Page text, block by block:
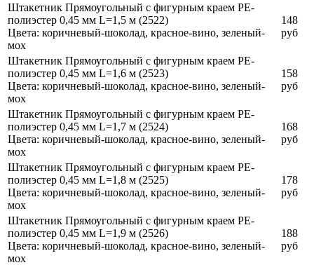
Штакетник Прямоугольный с фигурным краем PE-
полиэстер 0,45 мм L=1,5 м (2522)
Цвета: коричневый-шоколад, красное-вино, зеленый-
мох
148
руб
Штакетник Прямоугольный с фигурным краем PE-
полиэстер 0,45 мм L=1,6 м (2523)
Цвета: коричневый-шоколад, красное-вино, зеленый-
мох
158
руб
Штакетник Прямоугольный с фигурным краем PE-
полиэстер 0,45 мм L=1,7 м (2524)
Цвета: коричневый-шоколад, красное-вино, зеленый-
мох
168
руб
Штакетник Прямоугольный с фигурным краем PE-
полиэстер 0,45 мм L=1,8 м (2525)
Цвета: коричневый-шоколад, красное-вино, зеленый-
мох
178
руб
Штакетник Прямоугольный с фигурным краем PE-
полиэстер 0,45 мм L=1,9 м (2526)
Цвета: коричневый-шоколад, красное-вино, зеленый-
мох
188
руб